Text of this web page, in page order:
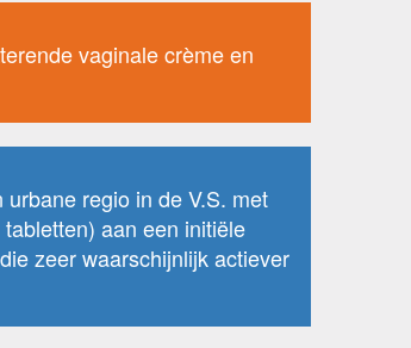
vaginale crème en
regio in de V.S. met
aan een initiële
zeer waarschijnlijk actiever